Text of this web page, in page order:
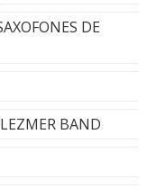
DE
BAND